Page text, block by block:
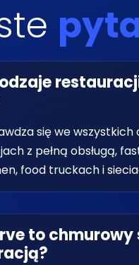
się we
z pełną obsługą,
food truckach i
to